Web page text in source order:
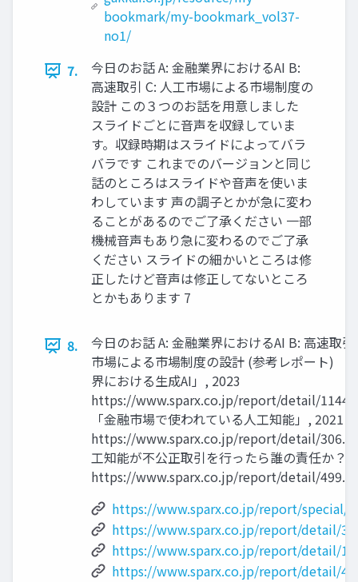
bookmark/my-bookmark_vol37-
no1/
7.
今日のお話 A: 金融業界におけるAI B:
高速取引 C: 人工市場による市場制度の
設計 この３つのお話を用意しました
スライドごとに音声を収録していま
す。収録時期はスライドによってバラ
バラです これまでのバージョンと同じ
話のところはスライドや音声を使いま
わしています 声の調子とかが急に変わ
ることがあるのでご了承ください 一部
機械音声もあり急に変わるのでご了承
ください スライドの細かいところは修
正したけど音声は修正してないところ
とかもあります 7
8.
今日のお話 A: 金融業界におけるAI B: 高速取引
市場による市場制度の設計 (参考レポート) 「
界における生成AI」, 2023
https://www.sparx.co.jp/report/detail/
「金融市場で使われている人工知能」, 2021
https://www.sparx.co.jp/report/detail/
工知能が不公正取引を行ったら誰の責任か？
https://www.sparx.co.jp/report/detail/
https://www.sparx.co.jp/report/special/
https://www.sparx.co.jp/report/detail/
https://www.sparx.co.jp/report/detail/
https://www.sparx.co.jp/report/detail/